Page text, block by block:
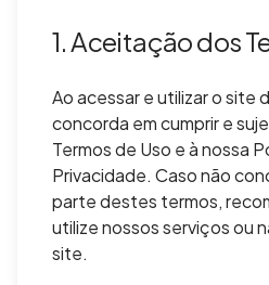
1. Aceitação dos
Ao acessar e utilizar o site
concorda em cumprir e
Termos de Uso e à nossa
Privacidade. Caso não
parte destes termos,
utilize nossos serviços ou
site.